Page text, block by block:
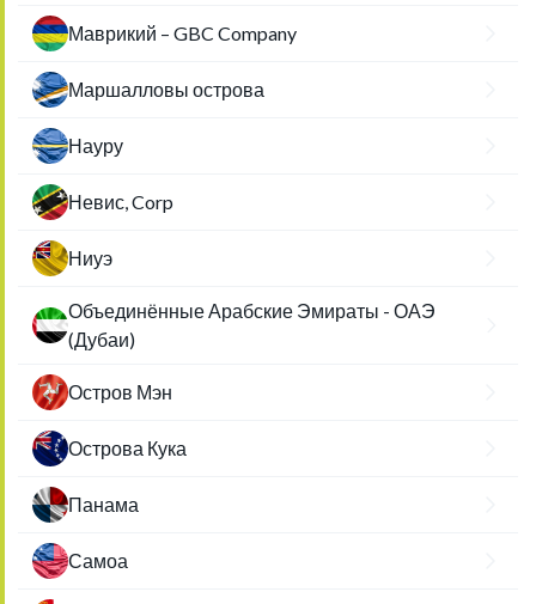
Маврикий – GBC Company
Маршалловы острова
Науру
Невис, Corp
Ниуэ
Объединённые Арабские Эмираты - ОАЭ
(Дубаи)
Остров Мэн
Острова Кука
Панама
Самоа